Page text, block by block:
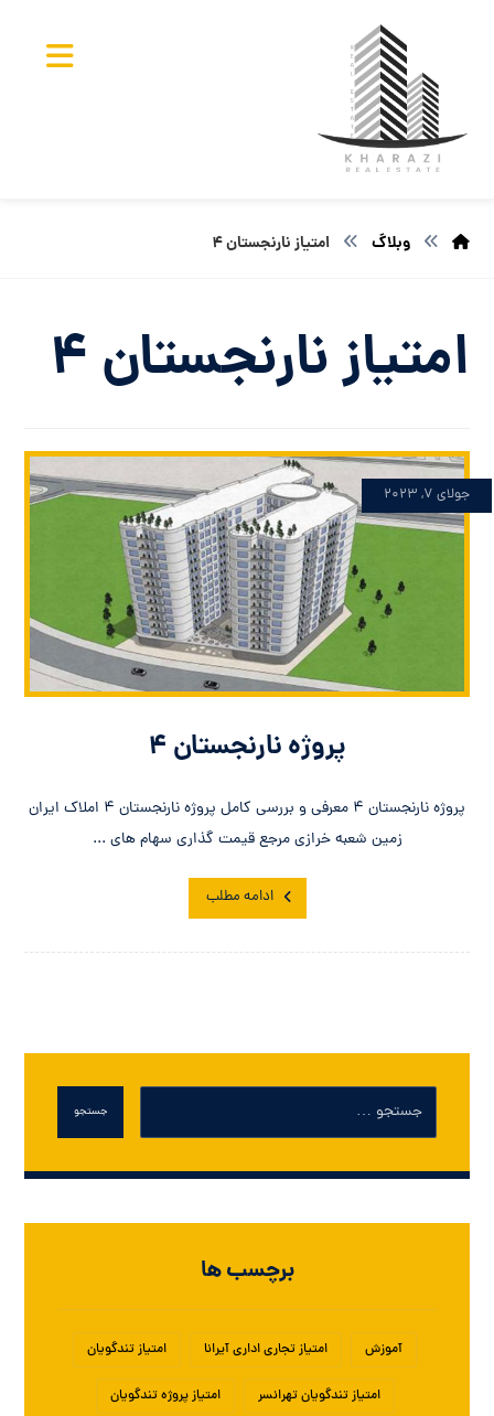
وبلاگ امتیاز نارنجستان ۴
امتیاز نارنجستان ۴
پروژه نارنجستان ۴
جولای ۷, ۲۰۲۳
پروژه نارنجستان ۴ معرفی و بررسی کامل پروژه نارنجستان ۴ املاک ایران
زمین شعبه خرازی مرجع قیمت گذاری سهام های ...
ادامه مطلب
جستجو
برچسب ها
آموزش امتیاز تجاری اداری آیرانا امتیاز تندگویان
امتیاز تندگویان تهرانسر امتیاز پروژه تندگویان